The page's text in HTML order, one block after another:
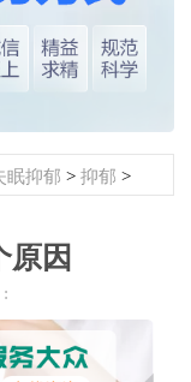
眠抑郁 > 抑郁 >
原因